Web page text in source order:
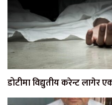
डोटीमा विद्युतीय करेन्ट लागेर